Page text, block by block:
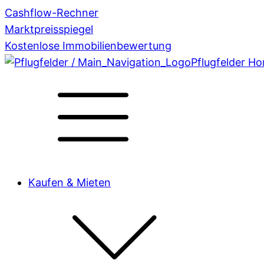
Cashflow-Rechner
Marktpreisspiegel
Kostenlose Immobilienbewertung
Pflugfelder
Kaufen & Mieten